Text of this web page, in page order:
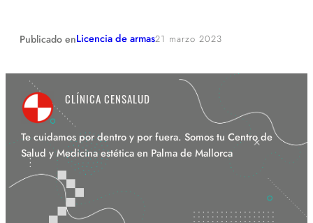
Publicado enLicencia de armas21 marzo 2023
CLÍNICA CENSALUD
Te cuidamos por dentro y por fuera. Somos tu Centro de
Salud y Medicina estética en Palma de Mallorca